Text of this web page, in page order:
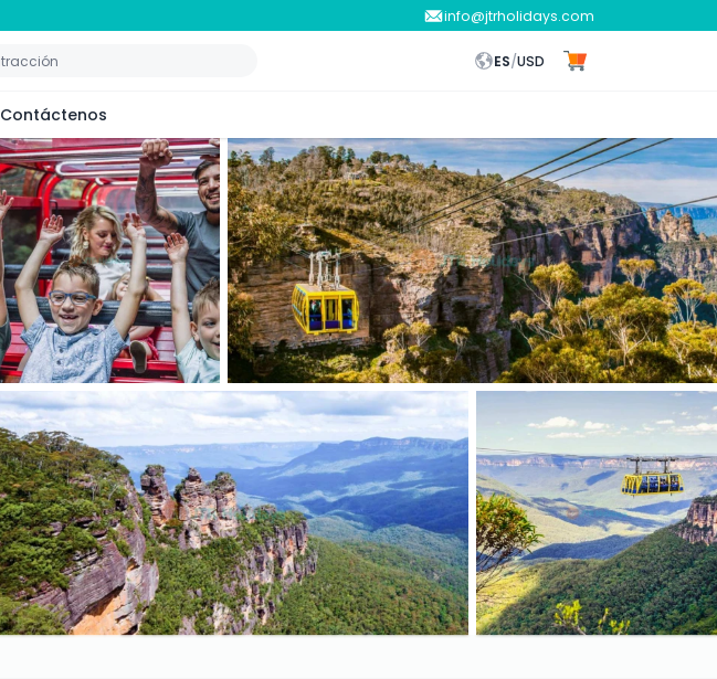
info@jtrholidays.com
ES/USD
Contáctenos